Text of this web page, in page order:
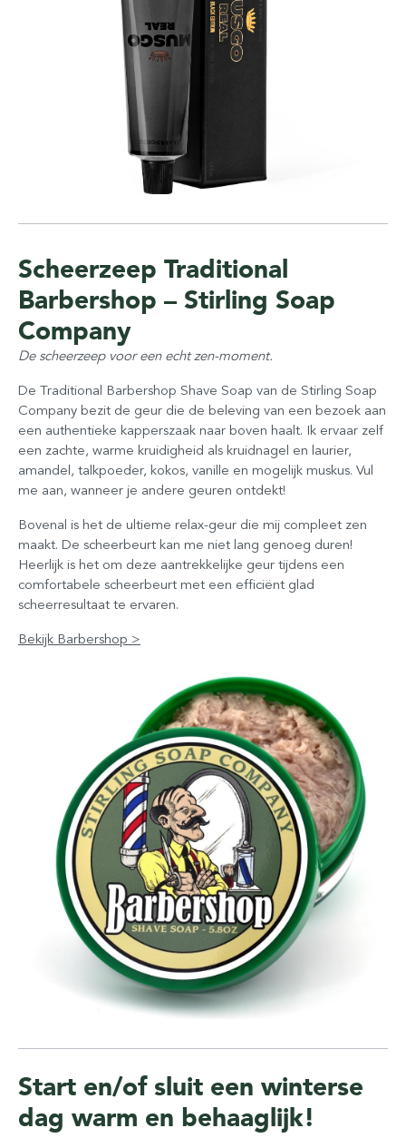
Scheerzeep Traditional
Barbershop – Stirling Soap
Company
De scheerzeep voor een echt zen-moment.
De Traditional Barbershop Shave Soap van de Stirling Soap
Company bezit de geur die de beleving van een bezoek aan
een authentieke kapperszaak naar boven haalt. Ik ervaar zelf
een zachte, warme kruidigheid als kruidnagel en laurier,
amandel, talkpoeder, kokos, vanille en mogelijk muskus. Vul
me aan, wanneer je andere geuren ontdekt!
Bovenal is het de ultieme relax-geur die mij compleet zen
maakt. De scheerbeurt kan me niet lang genoeg duren!
Heerlijk is het om deze aantrekkelijke geur tijdens een
comfortabele scheerbeurt met een efficiënt glad
scheerresultaat te ervaren.
Bekijk Barbershop >
Start en/of sluit een winterse
dag warm en behaaglijk!